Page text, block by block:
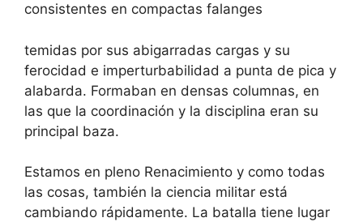
consistentes en compactas falanges
temidas por sus abigarradas cargas y su
ferocidad e imperturbabilidad a punta de pica y
alabarda. Formaban en densas columnas, en
las que la coordinación y la disciplina eran su
principal baza.
Estamos en pleno Renacimiento y como todas
las cosas, también la ciencia militar está
cambiando rápidamente. La batalla tiene lugar